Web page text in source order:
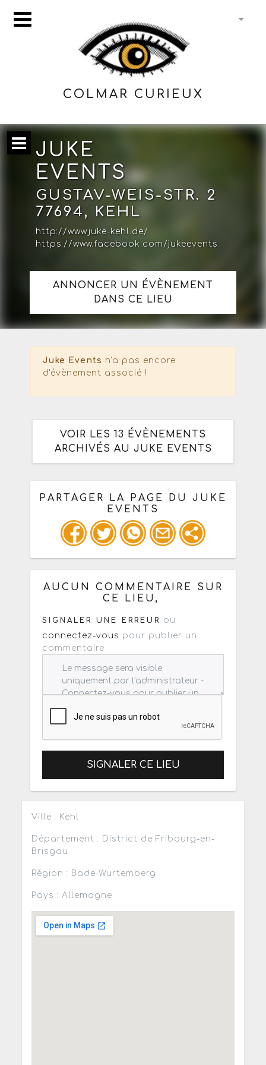
COLMAR CURIEUX
JUKE
EVENTS
GUSTAV-WEIS-STR. 2
77694, KEHL
http://www.juke-kehl.de/
https://www.facebook.com/jukeevents
ANNONCER UN ÉVÈNEMENT
DANS CE LIEU
Juke Events n'a pas encore
d'évènement associé !
VOIR LES 13 ÉVÈNEMENTS
ARCHIVÉS AU JUKE EVENTS
PARTAGER LA PAGE DU JUKE
EVENTS
Ou copiez les infos ci-dessous pour
un : mail / forum / réseau social
AUCUN COMMENTAIRE SUR
CE LIEU,
SIGNALER UNE ERREUR
ou
connectez-vous pour publier un
commentaire
SIGNALER CE LIEU
Ville : Kehl
Département : District de Fribourg-en-
Brisgau
Région : Bade-Wurtemberg
Pays : Allemagne